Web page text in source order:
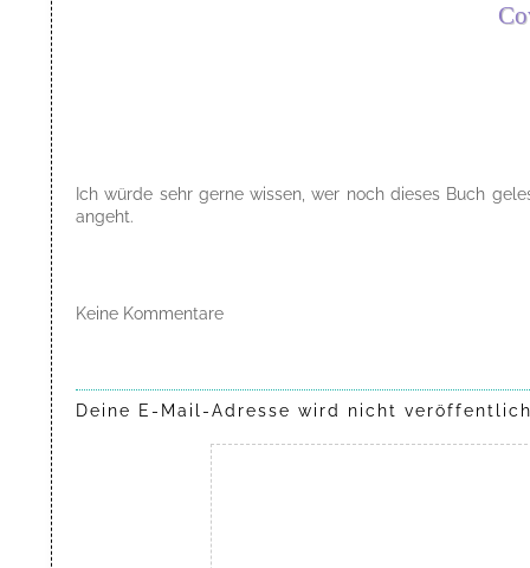
Ich würde sehr gerne wissen, wer noch dieses Buch
angeht.
Keine Kommentare
Deine E-Mail-Adresse wird nicht